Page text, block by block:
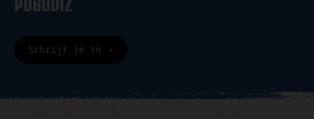
PUBQUIZ
Schrijf je in